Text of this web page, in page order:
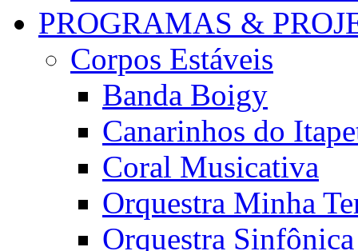
PROGRAMAS &
Corpos Estáveis
Banda Boigy
Canarinhos do
Coral Musicativa
Orquestra Minha
Orquestra